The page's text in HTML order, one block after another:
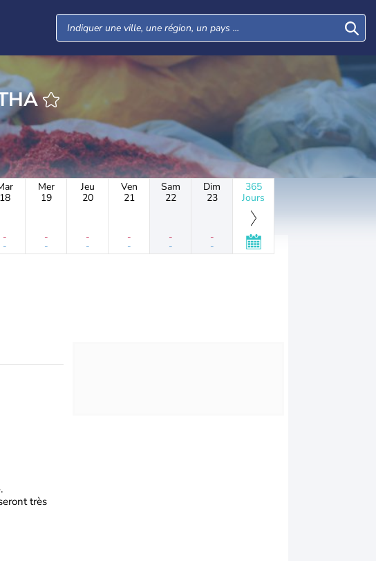
18
-
-
Mer
19
-
-
Jeu
20
-
-
Ven
21
-
-
Sam
22
-
-
Dim
23
-
-
365
Jours
très